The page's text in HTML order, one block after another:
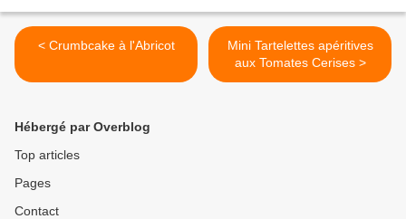
< Crumbcake à l'Abricot
Mini Tartelettes apéritives
aux Tomates Cerises >
Hébergé par Overblog
Top articles
Pages
Contact